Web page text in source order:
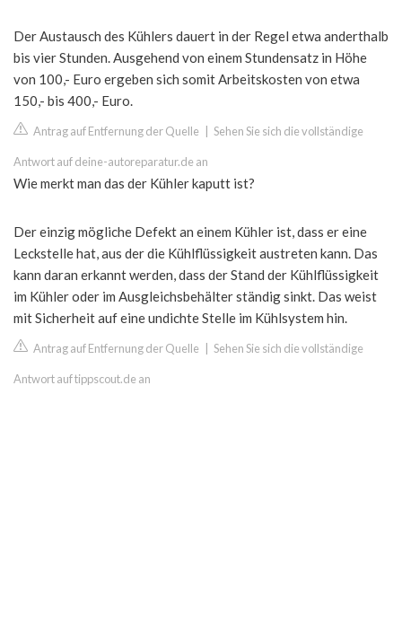
Der Austausch des Kühlers dauert in der Regel etwa anderthalb
bis vier Stunden. Ausgehend von einem Stundensatz in Höhe
von 100,- Euro ergeben sich somit Arbeitskosten von etwa
150,- bis 400,- Euro.
Antrag auf Entfernung der Quelle Sehen Sie sich die vollständige
Antwort auf deine-autoreparatur.de an
Wie merkt man das der Kühler kaputt ist?
Der einzig mögliche Defekt an einem Kühler ist, dass er eine
Leckstelle hat, aus der die Kühlflüssigkeit austreten kann. Das
kann daran erkannt werden, dass der Stand der Kühlflüssigkeit
im Kühler oder im Ausgleichsbehälter ständig sinkt. Das weist
mit Sicherheit auf eine undichte Stelle im Kühlsystem hin.
Antrag auf Entfernung der Quelle Sehen Sie sich die vollständige
Antwort auf tippscout.de an